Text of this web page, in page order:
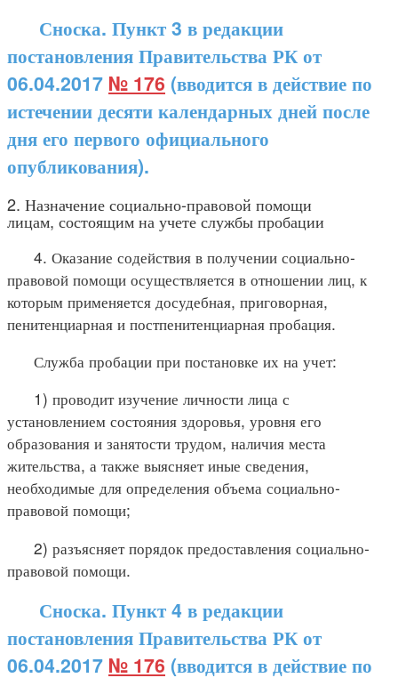
Сноска. Пункт 3 в редакции
постановления Правительства РК от
06.04.2017 № 176 (вводится в действие по
истечении десяти календарных дней после
дня его первого официального
опубликования).
2. Назначение социально-правовой помощи
лицам, состоящим на учете службы пробации
4. Оказание содействия в получении социально-
правовой помощи осуществляется в отношении лиц, к
которым применяется досудебная, приговорная,
пенитенциарная и постпенитенциарная пробация.
Служба пробации при постановке их на учет:
1) проводит изучение личности лица с
установлением состояния здоровья, уровня его
образования и занятости трудом, наличия места
жительства, а также выясняет иные сведения,
необходимые для определения объема социально-
правовой помощи;
2) разъясняет порядок предоставления социально-
правовой помощи.
Сноска. Пункт 4 в редакции
постановления Правительства РК от
06.04.2017 № 176 (вводится в действие по